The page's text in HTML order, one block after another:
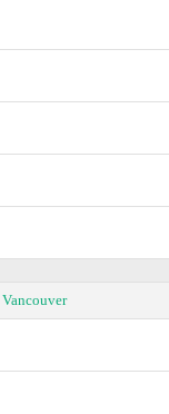
Vancouver